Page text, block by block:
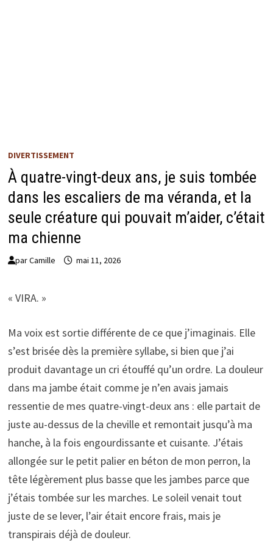
DIVERTISSEMENT
À quatre-vingt-deux ans, je suis tombée
dans les escaliers de ma véranda, et la
seule créature qui pouvait m’aider, c’était
ma chienne
parCamille mai 11, 2026
« VIRA. »
Ma voix est sortie différente de ce que j’imaginais. Elle
s’est brisée dès la première syllabe, si bien que j’ai
produit davantage un cri étouffé qu’un ordre. La douleur
dans ma jambe était comme je n’en avais jamais
ressentie de mes quatre-vingt-deux ans : elle partait de
juste au-dessus de la cheville et remontait jusqu’à ma
hanche, à la fois engourdissante et cuisante. J’étais
allongée sur le petit palier en béton de mon perron, la
tête légèrement plus basse que les jambes parce que
j’étais tombée sur les marches. Le soleil venait tout
juste de se lever, l’air était encore frais, mais je
transpirais déjà de douleur.